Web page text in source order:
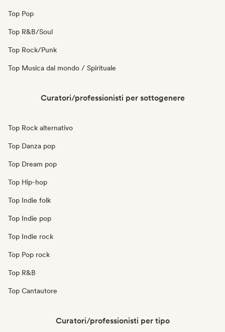
Top Pop
Top R&B/Soul
Top Rock/Punk
Top Musica dal mondo / Spirituale
Curatori/professionisti per sottogenere
Top Rock alternativo
Top Danza pop
Top Dream pop
Top Hip-hop
Top Indie folk
Top Indie pop
Top Indie rock
Top Pop rock
Top R&B
Top Cantautore
Curatori/professionisti per tipo